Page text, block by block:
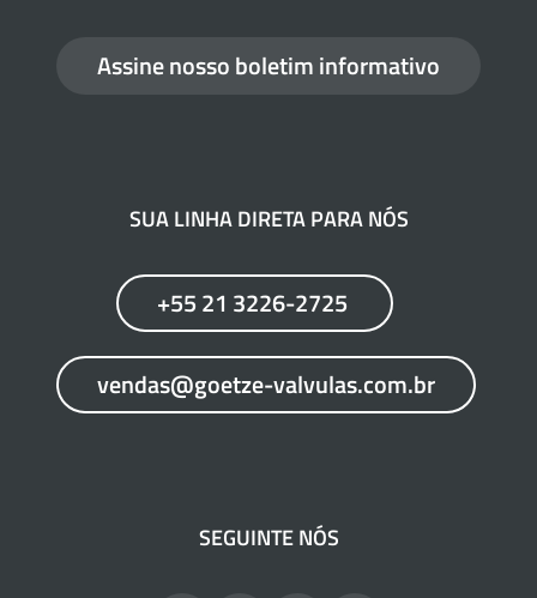
Assine nosso boletim informativo
SUA LINHA DIRETA PARA NÓS
+55 21 3226-2725
vendas@goetze-valvulas.com.br
SEGUINTE NÓS